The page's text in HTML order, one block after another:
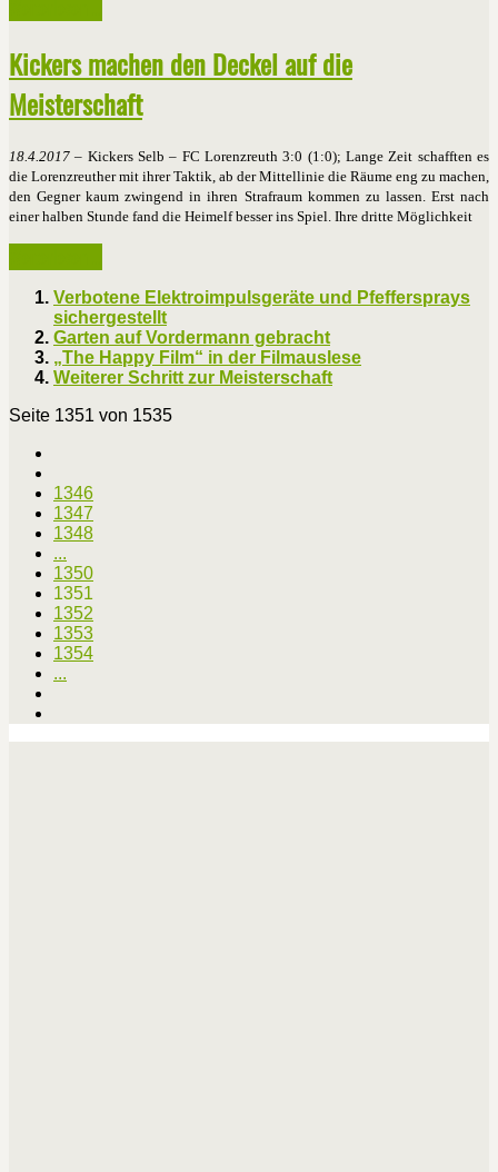
Kickers machen den Deckel auf die
Meisterschaft
18.4.2017 – Kickers Selb – FC Lorenzreuth 3:0 (1:0); Lange Zeit schafften es
die Lorenzreuther mit ihrer Taktik, ab der Mittellinie die Räume eng zu machen,
den Gegner kaum zwingend in ihren Strafraum kommen zu lassen. Erst nach
einer halben Stunde fand die Heimelf besser ins Spiel. Ihre dritte Möglichkeit
Verbotene Elektroimpulsgeräte und Pfeffersprays
sichergestellt
Garten auf Vordermann gebracht
„The Happy Film“ in der Filmauslese
Weiterer Schritt zur Meisterschaft
Seite 1351 von 1535
1346
1347
1348
...
1350
1351
1352
1353
1354
...